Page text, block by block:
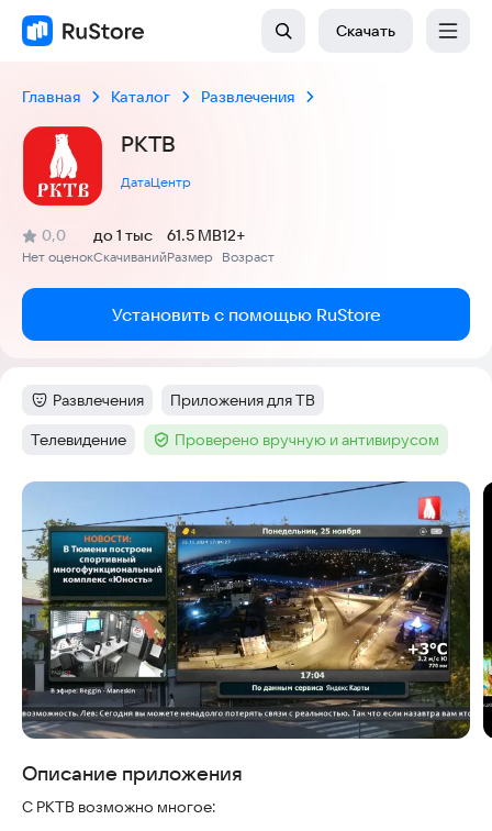
Скачать
Главная Каталог Развлечения
РКТВ
ДатаЦентр
Рейтинг:
0,0
(
Нет оценок
)
Скачиваний
до 1 тыс
Размер
61.5 MB
Возраст
12+
Установить с помощью RuStore
Категория:
Развлечения Тег:
Приложения для ТВ
Тег:
Телевидение Тег :Проверено вручную и антивирусом
Скриншоты
Описание приложения
C РКТВ возможно многое: